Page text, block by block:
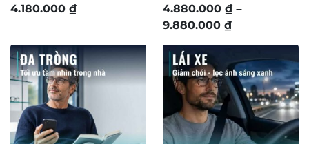
4.180.000 ₫Khoảng
980.000 ₫
đến
4.180.000 ₫
4.880.000 ₫ –
9.880.000 ₫Khoảng
4.880.000 ₫
đến
9.880.000 ₫